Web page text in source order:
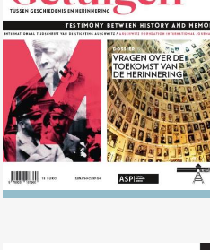
toekomst van de herinnering